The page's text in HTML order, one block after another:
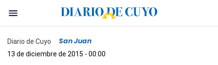
Diario de Cuyo San Juan
13 de diciembre de 2015 - 00:00